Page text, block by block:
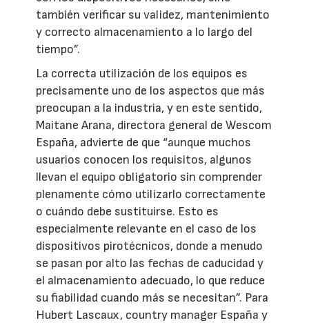
también verificar su validez, mantenimiento
y correcto almacenamiento a lo largo del
tiempo”.
La correcta utilización de los equipos es
precisamente uno de los aspectos que más
preocupan a la industria, y en este sentido,
Maitane Arana, directora general de Wescom
España, advierte de que “aunque muchos
usuarios conocen los requisitos, algunos
llevan el equipo obligatorio sin comprender
plenamente cómo utilizarlo correctamente
o cuándo debe sustituirse. Esto es
especialmente relevante en el caso de los
dispositivos pirotécnicos, donde a menudo
se pasan por alto las fechas de caducidad y
el almacenamiento adecuado, lo que reduce
su fiabilidad cuando más se necesitan”. Para
Hubert Lascaux, country manager España y